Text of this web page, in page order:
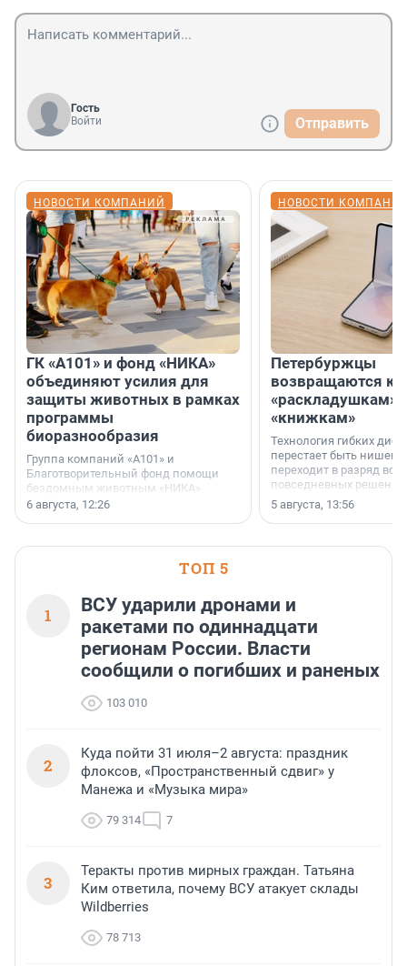
Гость
Войти
Отправить
НОВОСТИ КОМПАНИЙ
ГК «А101» и фонд «НИКА»
объединяют усилия для
защиты животных в рамках
программы
биоразнообразия
Группа компаний «А101» и
Благотворительный фонд помощи
бездомным животным «НИКА»
заключили соглашение о
6 августа, 12:26
НОВОСТИ
Петербуржцы
возвращаются к
«раскладушкам»
«книжкам»
Технология гибких
перестает быть
переходит в разряд
повседневных
5 августа, 13:56
ТОП 5
1
ВСУ ударили дронами и
ракетами по одиннадцати
регионам России. Власти
сообщили о погибших и раненых
103 010
2
Куда пойти 31 июля–2 августа: праздник
флоксов, «Пространственный сдвиг» у
Манежа и «Музыка мира»
79 314 7
3
Теракты против мирных граждан. Татьяна
Ким ответила, почему ВСУ атакует склады
Wildberries
78 713